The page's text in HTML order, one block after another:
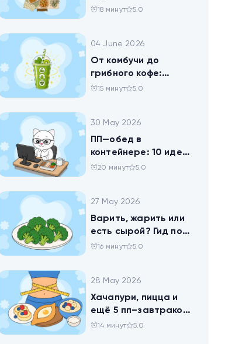
твороге, который
18 минут 5.0
04 June 2026
От комбучи до
грибного кофе:
разбираемся в
15 минут 5.0
30 May 2026
ПП—обед в
контейнере: 10 идей
для офисников,
20 минут 5.0
27 May 2026
Варить, жарить или
есть сырой? Гид по
брокколи
16 минут 5.0
28 May 2026
Хачапури, пицца и
ещё 5 пп–завтраков,
чтобы набрать
14 минут 5.0